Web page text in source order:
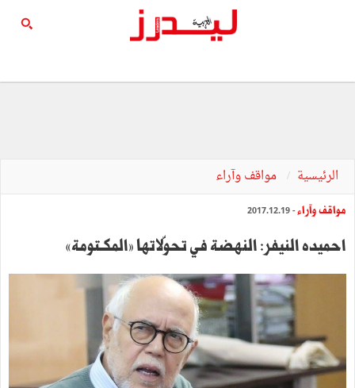
الرئيسية مواقف وآراء
مواقف وآراء- 2017.12.19
احميده النيفر: النهضة في تحوّلاتها »المكـتومة«